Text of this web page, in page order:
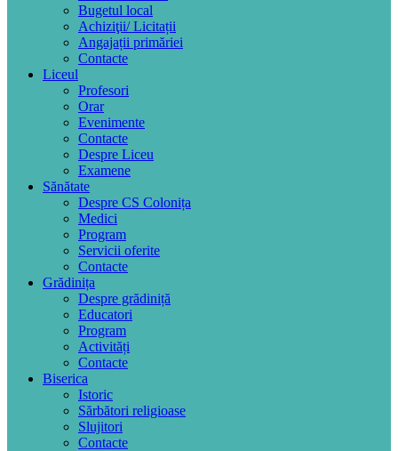
Bugetul local
Achiziţii/ Licitații
Angajații primăriei
Contacte
Liceul
Profesori
Orar
Evenimente
Contacte
Despre Liceu
Examene
Sănătate
Despre CS Colonița
Medici
Program
Servicii oferite
Contacte
Grădinița
Despre grădiniță
Educatori
Program
Activități
Contacte
Biserica
Istoric
Sărbători religioase
Slujitori
Contacte